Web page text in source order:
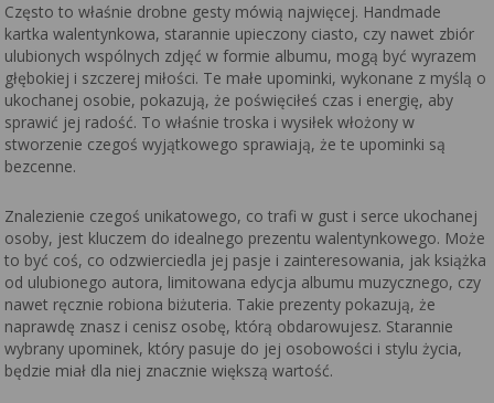
Często to właśnie drobne gesty mówią najwięcej. Handmade
kartka walentynkowa, starannie upieczony ciasto, czy nawet zbiór
ulubionych wspólnych zdjęć w formie albumu, mogą być wyrazem
głębokiej i szczerej miłości. Te małe upominki, wykonane z myślą o
ukochanej osobie, pokazują, że poświęciłeś czas i energię, aby
sprawić jej radość. To właśnie troska i wysiłek włożony w
stworzenie czegoś wyjątkowego sprawiają, że te upominki są
bezcenne.
Znalezienie czegoś unikatowego, co trafi w gust i serce ukochanej
osoby, jest kluczem do idealnego prezentu walentynkowego. Może
to być coś, co odzwierciedla jej pasje i zainteresowania, jak książka
od ulubionego autora, limitowana edycja albumu muzycznego, czy
nawet ręcznie robiona biżuteria. Takie prezenty pokazują, że
naprawdę znasz i cenisz osobę, którą obdarowujesz. Starannie
wybrany upominek, który pasuje do jej osobowości i stylu życia,
będzie miał dla niej znacznie większą wartość.